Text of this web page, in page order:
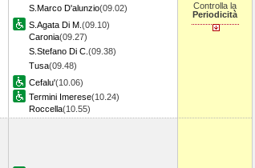
S.Marco D'alunzio(09.02)
S.Agata Di M. (09.10)
Caronia(09.27)
S.Stefano Di C. (09.38)
Tusa(09.48)
Cefalu'(10.06)
Termini Imerese(10.24)
Roccella(10.55)
Controlla la
Periodicità